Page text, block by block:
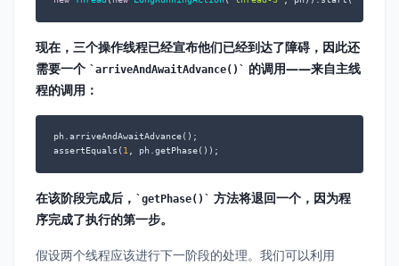
现在，三个操作线程已经宣布他们已经到达了障碍，因此还
需要一个
arriveAndAwaitAdvance()
的调用——来自主线
程的调用：
ph.arriveAndAwaitAdvance();
assertEquals( 1, ph.getPhase());
在该阶段完成后， getPhase()
方法将退回一个，因为程
序完成了执行的第一步。
假设两个线程应该进行下一阶段的处理。我们可以利用